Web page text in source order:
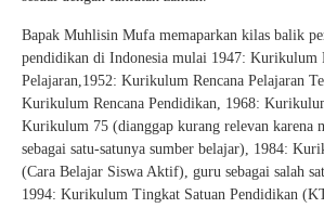
Bapak Muhlisin Mufa memaparkan kilas balik
pendidikan di Indonesia mulai 1947: Kurikulum
Pelajaran,1952: Kurikulum Rencana Pelajaran
Kurikulum Rencana Pendidikan, 1968:
Kurikulum 75 (dianggap kurang relevan karena
sebagai satu-satunya sumber belajar), 1984:
(Cara Belajar Siswa Aktif), guru sebagai salah
1994: Kurikulum Tingkat Satuan Pendidikan